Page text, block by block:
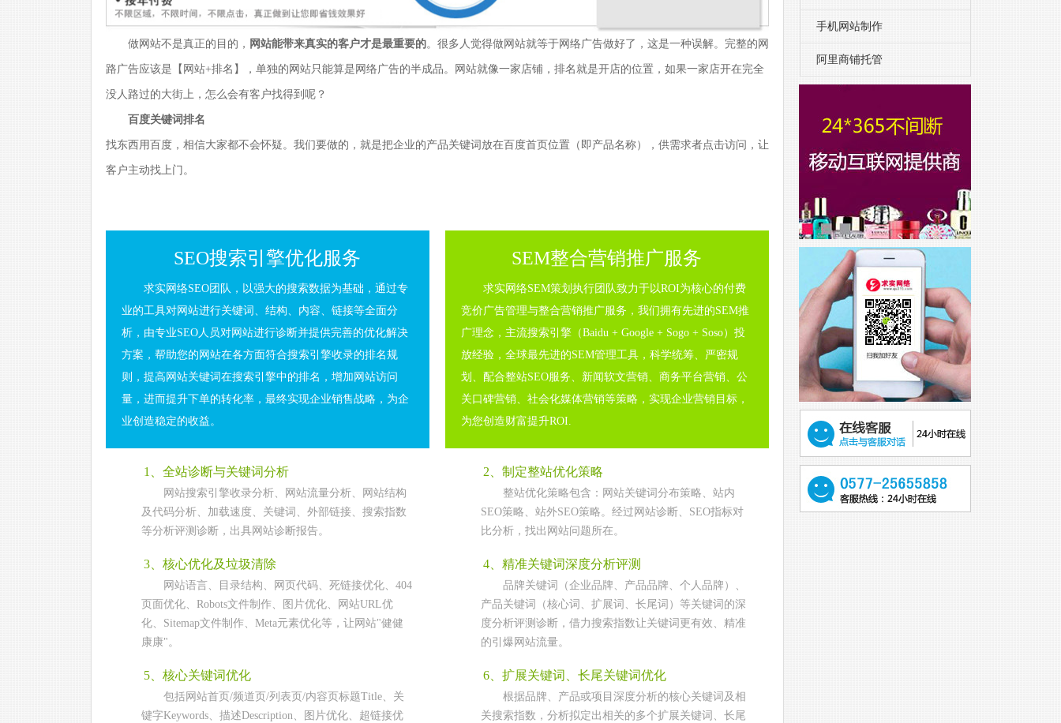
做网站不是真正的目的， 网站能带来真实的客户才是最重要的。很多人觉得做网站就等于网络广告做好了，这是一种误解。完整的网
路广告应该是【网站+排名】，单独的网站只能算是网络广告的半成品。网站就像一家店铺，排名就是开店的位置，如果一家店开在完全
没人路过的大街上，怎么会有客户找得到呢？
百度关键词排名
找东西用百度，相信大家都不会怀疑。我们要做的，就是把企业的产品关键词放在百度首页位置（即产品名称），供需求者点击访问，让
客户主动找上门。
SEO搜索引擎优化服务
求实网络SEO团队，以强大的搜索数据为基础，通过专
业的工具对网站进行关键词、结构、内容、链接等全面分
析，由专业SEO人员对网站进行诊断并提供完善的优化解决
方案，帮助您的网站在各方面符合搜索引擎收录的排名规
则，提高网站关键词在搜索引擎中的排名，增加网站访问
量，进而提升下单的转化率，最终实现企业销售战略，为企
业创造稳定的收益。
SEM整合营销推广服务
求实网络SEM策划执行团队致力于以ROI为核心的付费
竞价广告管理与整合营销推广服务，我们拥有先进的SEM推
广理念，主流搜索引擎（Baidu + Google + Sogo + Soso）投
放经验，全球最先进的SEM管理工具，科学统筹、严密规
划、配合整站SEO服务、新闻软文营销、商务平台营销、公
关口碑营销、社会化媒体营销等策略，实现企业营销目标，
为您创造财富提升ROI.
1、全站诊断与关键词分析
网站搜索引擎收录分析、网站流量分析、网站结构
及代码分析、加载速度、关键词、外部链接、搜索指数
等分析评测诊断，出具网站诊断报告。
2、制定整站优化策略
整站优化策略包含：网站关键词分布策略、站内
SEO策略、站外SEO策略。经过网站诊断、SEO指标对
比分析，找出网站问题所在。
3、核心优化及垃圾清除
网站语言、目录结构、网页代码、死链接优化、404
页面优化、Robots文件制作、图片优化、网站URL优
化、Sitemap文件制作、Meta元素优化等，让网站"健健
康康"。
4、精准关键词深度分析评测
品牌关键词（企业品牌、产品品牌、个人品牌）、
产品关键词（核心词、扩展词、长尾词）等关键词的深
度分析评测诊断，借力搜索指数让关键词更有效、精准
的引爆网站流量。
5、核心关键词优化
包括网站首页/频道页/列表页/内容页标题Title、关
键字Keywords、描述Description、图片优化、超链接优
6、扩展关键词、长尾关键词优化
根据品牌、产品或项目深度分析的核心关键词及相
关搜索指数，分析拟定出相关的多个扩展关键词、长尾
手机网站制作
阿里商铺托管